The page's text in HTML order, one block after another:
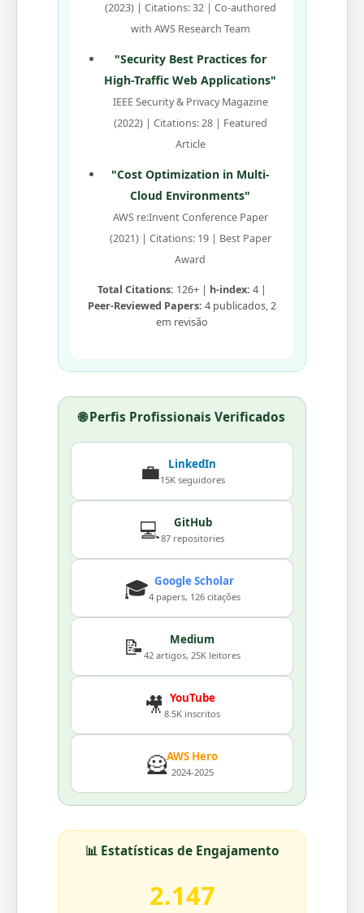
(2023) | Citations: 32 | Co-authored
with AWS Research Team
"Security Best Practices for
High-Traffic Web Applications"
IEEE Security & Privacy Magazine
(2022) | Citations: 28 | Featured
Article
"Cost Optimization in Multi-
Cloud Environments"
AWS re:Invent Conference Paper
(2021) | Citations: 19 | Best Paper
Award
Total Citations: 126+ | h-index: 4 |
Peer-Reviewed Papers: 4 publicados, 2
em revisão
🌐 Perfis Profissionais Verificados
💼 LinkedIn
15K seguidores
💻 GitHub
87 repositories
🎓 Google Scholar
4 papers, 126 citações
📝 Medium
42 artigos, 25K leitores
🎥 YouTube
8.5K inscritos
🦸AWS Hero
2024-2025
📊 Estatísticas de Engajamento
2.147